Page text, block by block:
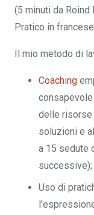
(5 minuti da Roind
Pratico in
Il mio metodo di
Coaching
delle risorse
soluzioni e
a 15 sedute
successive);
Uso di